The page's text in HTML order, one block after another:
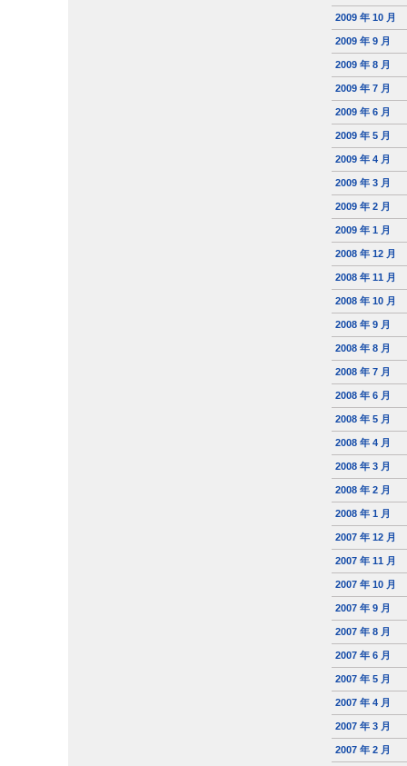
2009 年 10 月
2009 年 9 月
2009 年 8 月
2009 年 7 月
2009 年 6 月
2009 年 5 月
2009 年 4 月
2009 年 3 月
2009 年 2 月
2009 年 1 月
2008 年 12 月
2008 年 11 月
2008 年 10 月
2008 年 9 月
2008 年 8 月
2008 年 7 月
2008 年 6 月
2008 年 5 月
2008 年 4 月
2008 年 3 月
2008 年 2 月
2008 年 1 月
2007 年 12 月
2007 年 11 月
2007 年 10 月
2007 年 9 月
2007 年 8 月
2007 年 6 月
2007 年 5 月
2007 年 4 月
2007 年 3 月
2007 年 2 月